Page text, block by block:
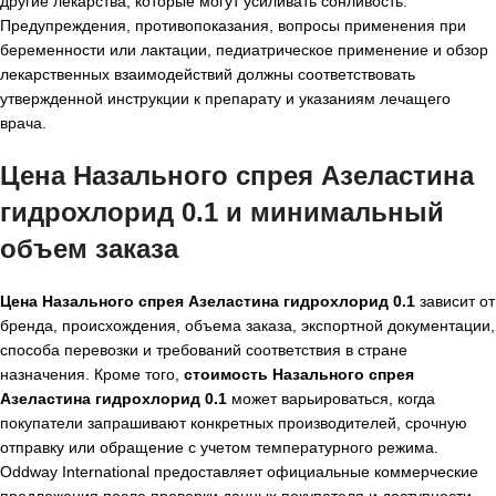
Предупреждения, противопоказания, вопросы применения при
беременности или лактации, педиатрическое применение и обзор
лекарственных взаимодействий должны соответствовать
утвержденной инструкции к препарату и указаниям лечащего
врача.
Цена Назального спрея Азеластина
гидрохлорид 0.1 и минимальный
объем заказа
Цена Назального спрея Азеластина гидрохлорид 0.1 зависит от
бренда, происхождения, объема заказа, экспортной документации,
способа перевозки и требований соответствия в стране
назначения. Кроме того, стоимость Назального спрея
Азеластина гидрохлорид 0.1 может варьироваться, когда
покупатели запрашивают конкретных производителей, срочную
отправку или обращение с учетом температурного режима.
Oddway International предоставляет официальные коммерческие